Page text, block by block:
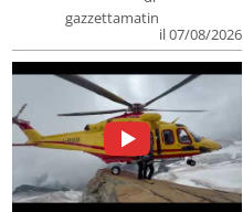
gazzettamatin
il 07/08/2026